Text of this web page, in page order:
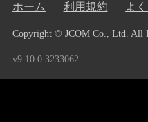
ホーム 利用規約 よ
Copyright © JCOM Co., Ltd. All
v9.10.0.3233062